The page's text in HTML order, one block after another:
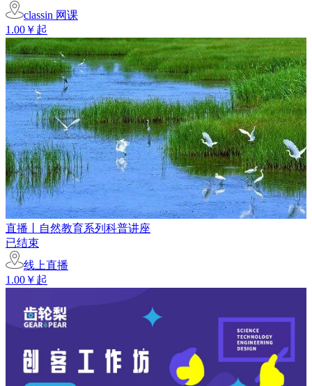
classin 网课
1.00￥起
直播丨自然教育系列科普讲座
已结束
线上直播
1.00￥起